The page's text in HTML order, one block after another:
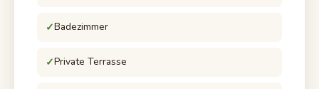
Badezimmer
Private Terrasse